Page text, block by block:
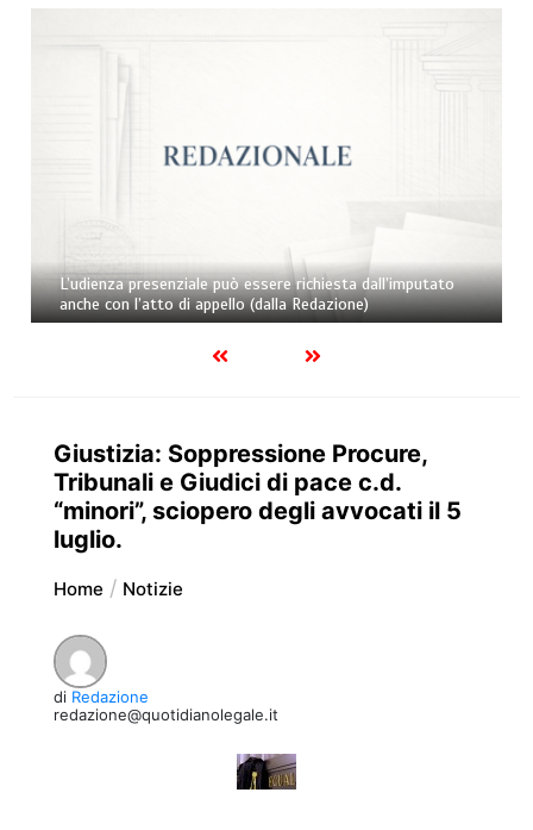
L’udienza presenziale può essere richiesta dall’imputato
anche con l’atto di appello (dalla Redazione)
Giustizia: Soppressione Procure,
Tribunali e Giudici di pace c.d.
“minori”, sciopero degli avvocati il 5
luglio.
Home Notizie
di Redazione
redazione@quotidianolegale.it